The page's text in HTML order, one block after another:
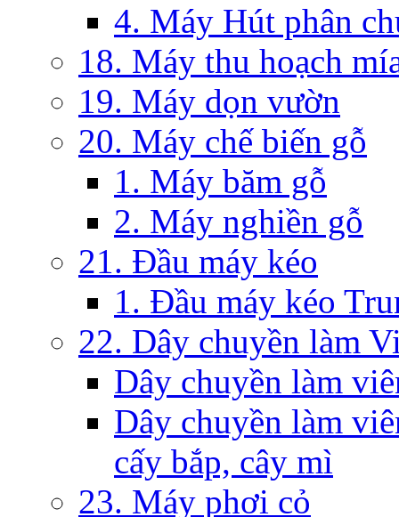
4. Máy Hút phân
18. Máy thu hoạch
19. Máy dọn vườn
20. Máy chế biến gỗ
1. Máy băm gỗ
2. Máy nghiền gỗ
21. Đầu máy kéo
1. Đầu máy kéo
22. Dây chuyền làm
Dây chuyền làm
Dây chuyền làm
cấy bắp, cây mì
23. Máy phơi cỏ